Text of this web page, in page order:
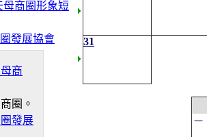
圈。
31
一